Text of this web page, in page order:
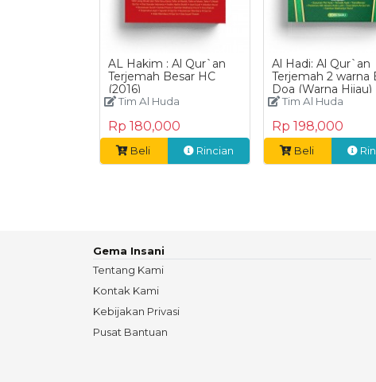
AL Hakim : Al Qur`an
Terjemah Besar HC
(2016)
Tim Al Huda
Rp 180,000
Beli Rincian
Al Hadi: Al Qur`an
Terjemah 2 warna
Doa (Warna Hijau)
Tim Al Huda
Rp 198,000
Beli
Gema Insani
Tentang Kami
Kontak Kami
Kebijakan Privasi
Pusat Bantuan